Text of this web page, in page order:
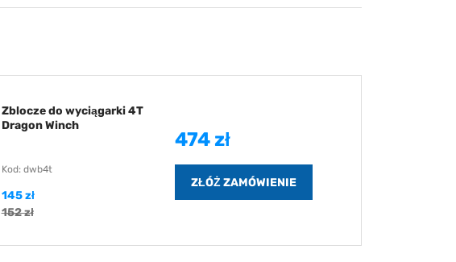
Zblocze do wyciągarki 4T
Dragon Winch
Kod: dwb4t
145 zł
152 zł
474 zł